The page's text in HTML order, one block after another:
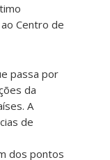
Centro de
passa por
da
A
de
dos pontos